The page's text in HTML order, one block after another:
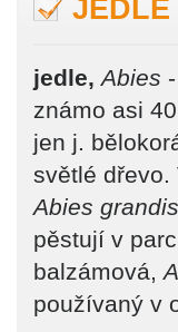
JEDLE
jedle, Abies
známo asi
jen j.
světlé
Abies
pěstují v
balzámová,
používaný v